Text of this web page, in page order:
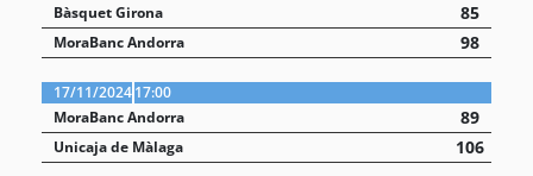
Bàsquet Girona
85
MoraBanc Andorra 98
17/11/202417:00
MoraBanc Andorra
89
Unicaja de Màlaga 106